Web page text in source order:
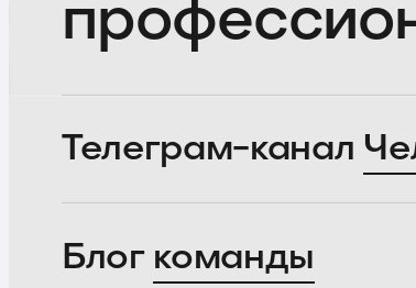
Телеграм-канал
Блог команды